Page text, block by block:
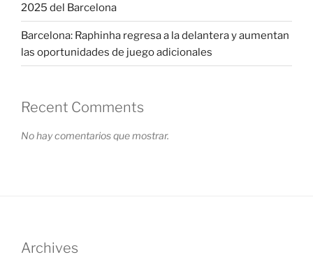
2025 del Barcelona
Barcelona: Raphinha regresa a la delantera y aumentan
las oportunidades de juego adicionales
Recent Comments
No hay comentarios que mostrar.
Archives